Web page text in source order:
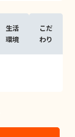
生活
環境
こだ
わり